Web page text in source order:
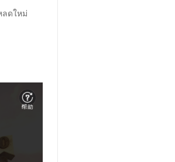
ลดใหม่